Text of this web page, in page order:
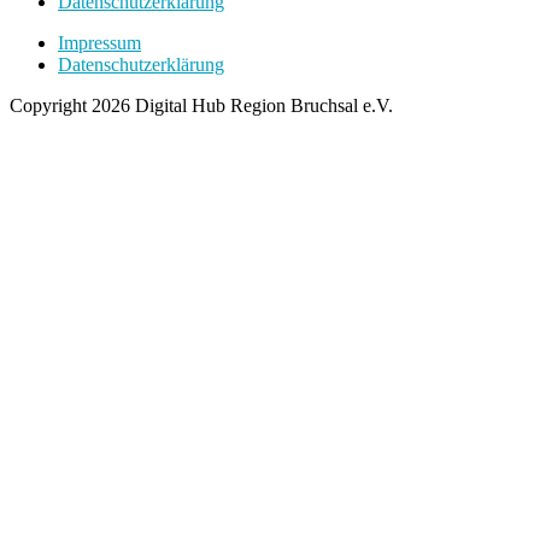
Impressum
Datenschutzerklärung
Copyright 2026 Digital Hub Region Bruchsal e.V.